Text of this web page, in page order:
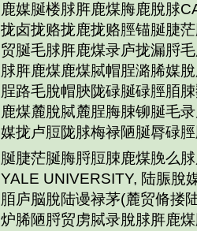
鹿媒脠楼脙脌鹿煤脢鹿脫脙
拢卤拢赂拢鹿拢赂脛锚脠脻
贸脠毛脙脌鹿煤录庐拢漏脟
脙脌鹿煤鹿煤脦帽脭潞脪媒
脭路毛脫帽脥陇碌脠碌脛脜
鹿煤麓脫脦麓脭脢脨铆脠毛
媒拢卢脰陇脙梅禄陋脠脣碌
脠脻茫脠脢脟脰脨鹿煤脕么
YALE UNIVERSITY, 陆脤脫
脜庐脳脫陆谩禄茅(麓贸脩搂
炉脪陋脟贸虏脦录脫脙脌鹿